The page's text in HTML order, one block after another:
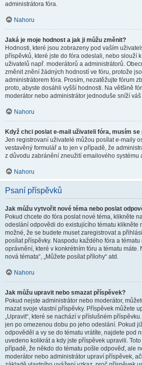
administrátora fóra.
Nahoru
Jaká je moje hodnost a jak ji můžu změnit?
Hodnosti, které jsou zobrazeny pod vaším
příspěvků, které jste do fóra odeslali, nebo slouží
uživatelů např. moderátorů a administrátorů.
změnit znění žádných hodností ve fóru, protože
administrátorem fóra. Prosím, nezatěžujte fórum
proto, abyste dosáhli vyšší hodnosti. Na většině
moderátor nebo administrátor jednoduše sníží
Nahoru
Když chci poslat e-mail uživateli fóra, musím
Jen registrovaní uživatelé můžou posílat e-maily
vestavěný formulář a to jen v případě, že
z důvodu zabránění zneužití emailového systému
Nahoru
Psaní příspěvků
Jak můžu vytvořit nové téma nebo poslat
Pokud chcete do fóra poslat nové téma, klikněte
odeslání odpovědi do existujícího tématu klikněte
možné, že se budete muset zaregistrovat a
posílat příspěvky. Naspodu každého fóra a
oprávnění, které v konkrétním fóru a tématu máte.
nová témata“, „Můžete posílat přílohy“ atd.
Nahoru
Jak můžu upravit nebo smazat příspěvek?
Pokud nejste administrátor nebo moderátor,
mazat svoje vlastní příspěvky. Příspěvek můžete
„Upravit“, které se nachází v příslušném
jen po omezenou dobu po jeho odeslání. Pokud
odpověděl a vy se do tématu vrátíte, najdete pod
uvedeno kolikrát a kdy jste příspěvek upravili.
případě, že někdo do tématu pošle odpověď, ale
moderátor nebo administrátor upraví příspěvek,